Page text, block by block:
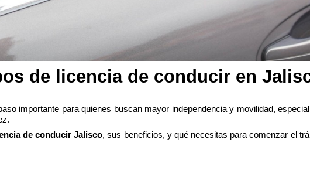
de licencia de conducir en
importante para quienes buscan mayor independencia y movilidad,
de conducir Jalisco